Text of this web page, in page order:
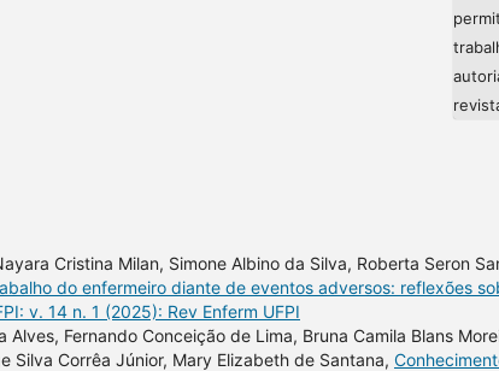
Cristina Milan, Simone Albino da Silva, Roberta Seron
do enfermeiro diante de eventos adversos: reflexões
v. 14 n. 1 (2025): Rev Enferm UFPI
Alves, Fernando Conceição de Lima, Bruna Camila Blans
Silva Corrêa Júnior, Mary Elizabeth de Santana,